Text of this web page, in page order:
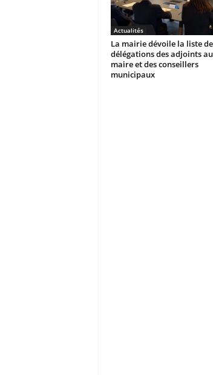
Actualités
La mairie dévoile la liste
délégations des adjoints au
maire et des conseillers
municipaux